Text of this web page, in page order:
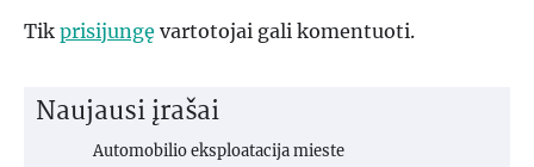
Tik prisijungę vartotojai gali komentuoti.
Naujausi įrašai
Automobilio eksploatacija mieste